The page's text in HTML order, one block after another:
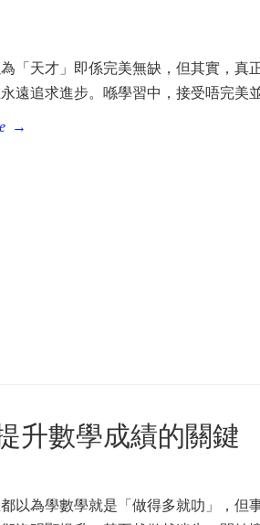
「天才」即係完美無缺，但其實，真
遠追求進步。喺學習中，接受唔完美
→
升數學成績的關鍵
以為學數學就是「做得多就叻」，但